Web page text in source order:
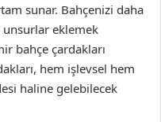
sunar. Bahçenizi daha
eklemek
bahçe çardakları
hem işlevsel hem
haline gelebilecek